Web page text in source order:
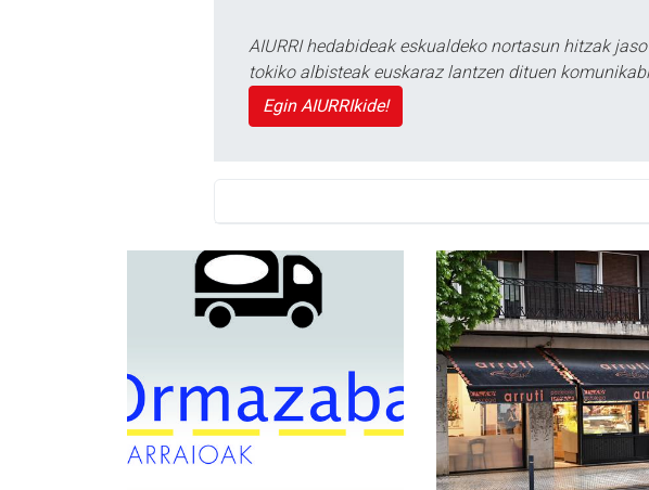
AIURRI hedabideak eskualdeko nortasun hitzak
tokiko albisteak euskaraz lantzen dituen
Egin AIURRIkide!